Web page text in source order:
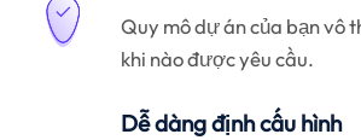
Quy mô dự án của bạn vô
khi nào được yêu cầu.
Dễ dàng định cấu hình